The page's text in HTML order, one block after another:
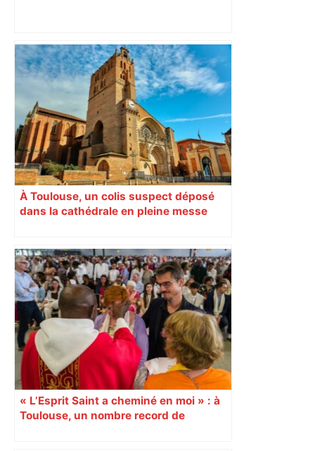
Hanoucca, une fête "des lumières" de
confession juive sous haute
surveillance policière qui a rassemblé
les fidèles au cinéma Pathé Gaumont à
Labège, près de Toulouse –
ladepeche.fr
À Toulouse, un colis suspect déposé
dans la cathédrale en pleine messe
« L’Esprit Saint a cheminé en moi » : à
Toulouse, un nombre record de